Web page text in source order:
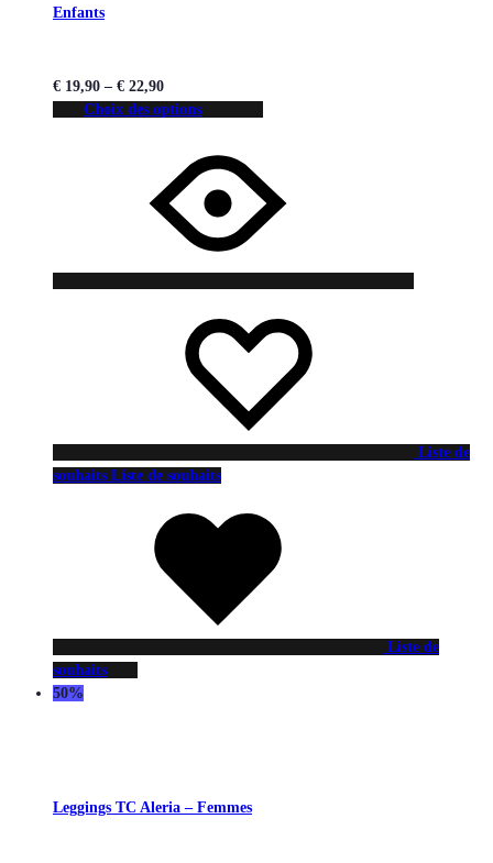
Enfants
€ 19,90 – € 22,90
Choix des options
Liste de
souhaits Liste de souhaits
Liste de
souhaits
50%
Leggings TC Aleria – Femmes